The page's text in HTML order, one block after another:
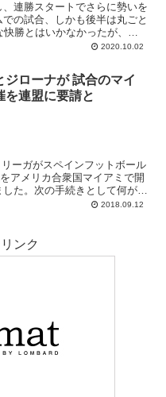
連勝スタートでさらに勢いを
の試合、しかも後半は丸ごと
勝とはいかなかったが、今
の攻撃に対応。大きなピンチ
2020.10.02
ジローナが 試合のマイ
を連盟に要請と
ーガがスペインフットボール
アメリカ合衆国マイアミで開
た。次の手続きとして何が必
となるのはルビアレス会長の
2018.09.12
ンク